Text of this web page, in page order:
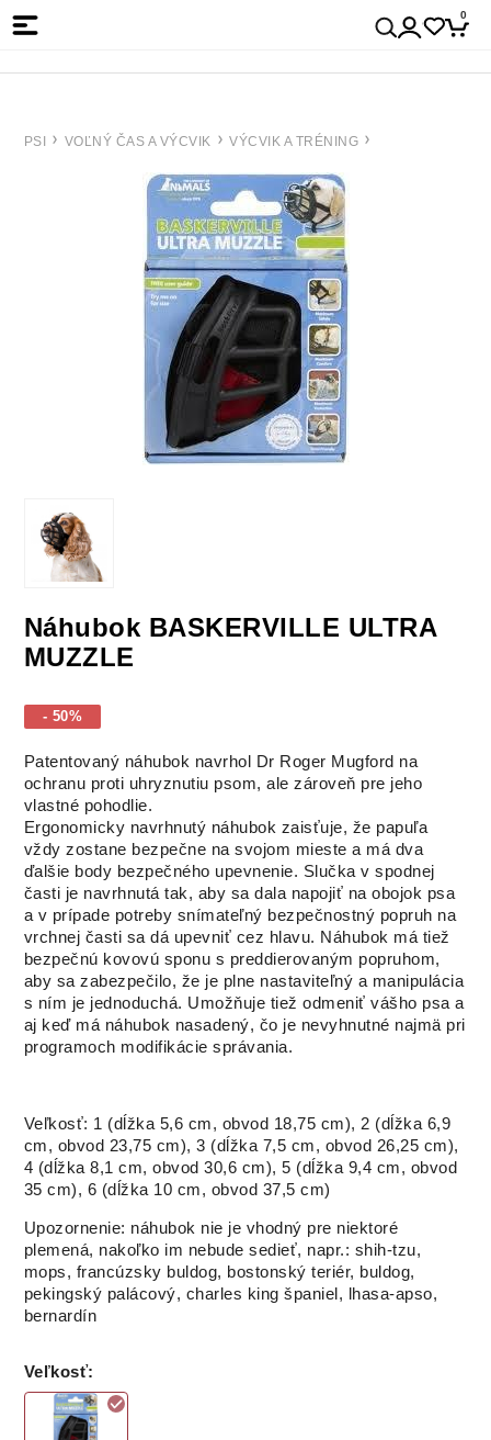
0
PSI VOĽNÝ ČAS A VÝCVIK VÝCVIK A TRÉNING
Náhubok BASKERVILLE ULTRA
MUZZLE
- 50%
Patentovaný náhubok navrhol Dr Roger Mugford na
ochranu proti uhryznutiu psom, ale zároveň pre jeho
vlastné pohodlie.
Ergonomicky navrhnutý náhubok zaisťuje, že papuľa
vždy zostane bezpečne na svojom mieste a má dva
ďalšie body bezpečného upevnenie. Slučka v spodnej
časti je navrhnutá tak, aby sa dala napojiť na obojok psa
a v prípade potreby snímateľný bezpečnostný popruh na
vrchnej časti sa dá upevniť cez hlavu. Náhubok má tiež
bezpečnú kovovú sponu s preddierovaným popruhom,
aby sa zabezpečilo, že je plne nastaviteľný a manipulácia
s ním je jednoduchá. Umožňuje tiež odmeniť vášho psa a
aj keď má náhubok nasadený, čo je nevyhnutné najmä pri
programoch modifikácie správania.
Veľkosť: 1 (dĺžka 5,6 cm, obvod 18,75 cm), 2 (dĺžka 6,9
cm, obvod 23,75 cm), 3 (dĺžka 7,5 cm, obvod 26,25 cm),
4 (dĺžka 8,1 cm, obvod 30,6 cm), 5 (dĺžka 9,4 cm, obvod
35 cm), 6 (dĺžka 10 cm, obvod 37,5 cm)
Upozornenie: náhubok nie je vhodný pre niektoré
plemená, nakoľko im nebude sedieť, napr.: shih-tzu,
mops, francúzsky buldog, bostonský teriér, buldog,
pekingský palácový, charles king španiel, lhasa-apso,
bernardín
Veľkosť: